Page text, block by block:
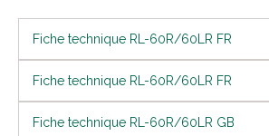
Fiche technique RL-60R/60LR FR
Fiche technique RL-60R/60LR FR
Fiche technique RL-60R/60LR GB